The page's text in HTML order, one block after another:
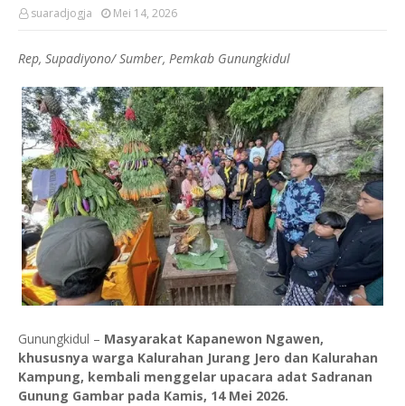
suaradjogja Mei 14, 2026
Rep, Supadiyono/ Sumber, Pemkab Gunungkidul
Gunungkidul – Masyarakat Kapanewon Ngawen,
khususnya warga Kalurahan Jurang Jero dan Kalurahan
Kampung, kembali menggelar upacara adat Sadranan
Gunung Gambar pada Kamis, 14 Mei 2026.